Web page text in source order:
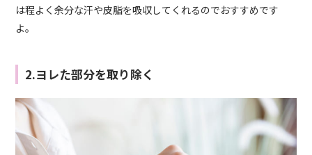
は程よく余分な汗や皮脂を吸収してくれるのでおすすめです
よ。
2.ヨレた部分を取り除く